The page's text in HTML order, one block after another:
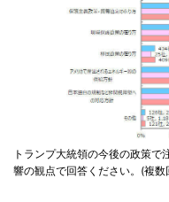
トランプ大統領の今後の政策
響の観点で回答ください。(複数